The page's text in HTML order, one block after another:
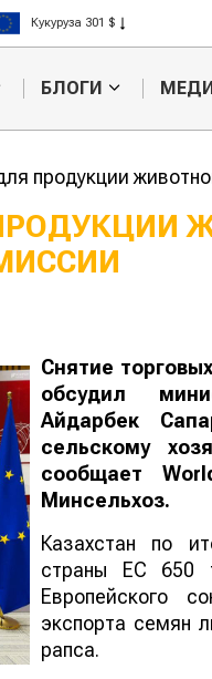
Рис 408 $
Пшеница 423 $
БЛОГИ
продукции
Снятие
обсудил
Айдарбек
сельскому
сообщает
Минсельхоз.
Казахстан по
страны ЕС 650
Европейского
экспорта семян
рапса.